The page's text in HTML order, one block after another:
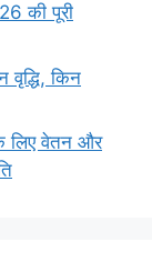
की पूरी
किन
लिए वेतन और